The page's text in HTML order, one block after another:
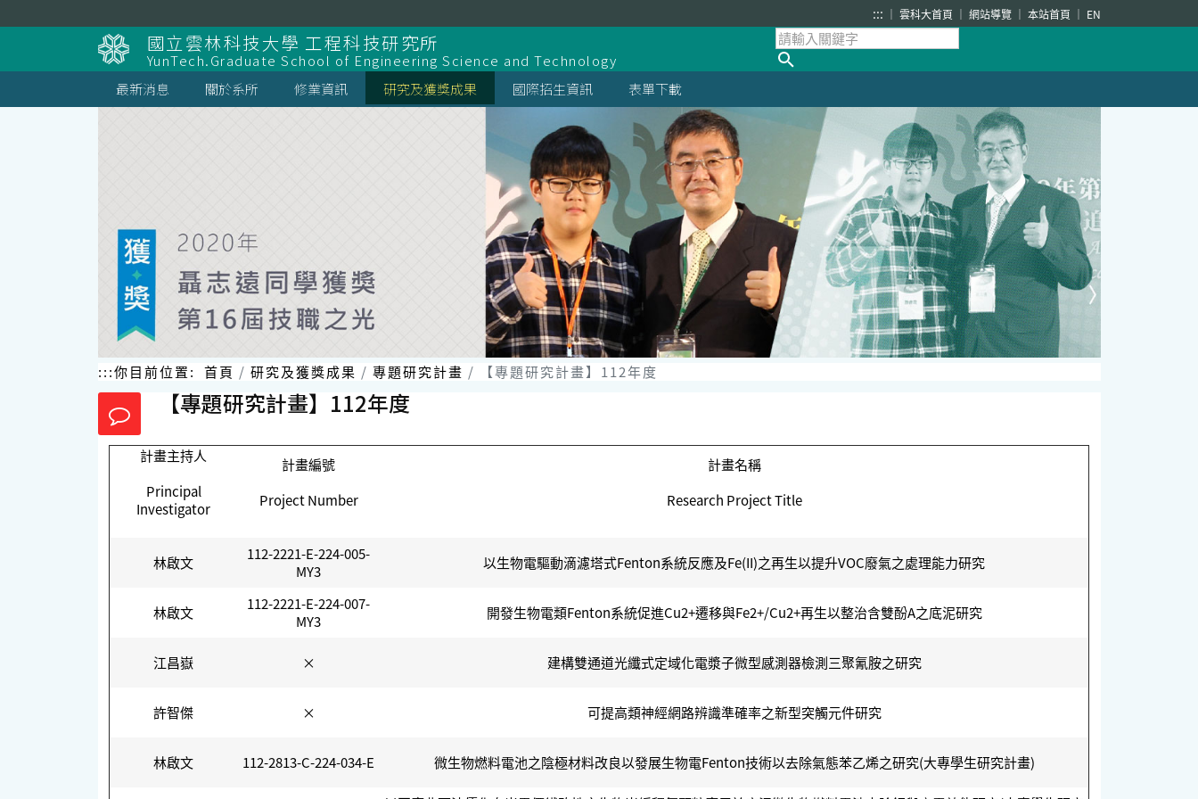
到
::: 雲科大首頁 網站導覽 本站首頁 EN
國立雲林科技大學 工程科技研究所
YunTech.Graduate School of Engineering Science and Technology
最新消息
關於系所 修業資訊 研究及獲獎成果 國際招生資訊 表單下載
:::你目前位置: 首頁 研究及獲獎成果 專題研究計畫 【專題研究計畫】112年度
【專題研究計畫】112年度
計畫主持人
Principal
Investigator
計畫編號
Project Number
計畫名稱
Research Project Title
林啟文
112-2221-E-224-005-
MY3
以生物電驅動滴濾塔式Fenton系統反應及Fe(II)之再生以提升VOC廢氣之處理能力研究
林啟文
112-2221-E-224-007-
MY3
開發生物電類Fenton系統促進Cu2+遷移與Fe2+/Cu2+再生以整治含雙酚A之底泥研究
江昌嶽 × 建構雙通道光纖式定域化電漿子微型感測器檢測三聚氰胺之研究
許智傑 × 可提高類神經網路辨識準確率之新型突觸元件研究
林啟文 112-2813-C-224-034-E 微生物燃料電池之陰極材料改良以發展生物電Fenton技術以去除氣態苯乙烯之研究(大專學生研究計畫)